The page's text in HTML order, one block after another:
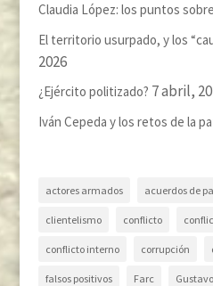
Claudia López: los puntos
El territorio usurpado, y los
2026
¿Ejército politizado? 7 abril,
Iván Cepeda y los retos de la
actores armados acuerdos de
clientelismo conflicto
conflicto interno corrupción
falsos positivos Farc